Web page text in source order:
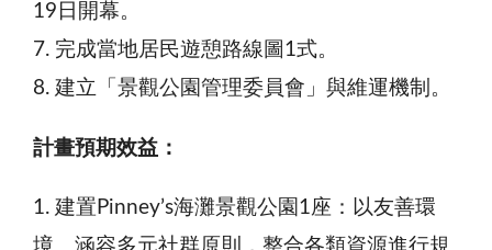
19日開幕。
7. 完成當地居民遊憩路線圖1式。
8. 建立「景觀公園管理委員會」與維運機制。
計畫預期效益：
1. 建置Pinney’s海灘景觀公園1座：以友善環